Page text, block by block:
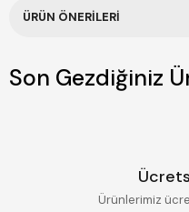
ÜRÜN ÖNERILERI
Son Gezdiğiniz
Ürünlerimiz